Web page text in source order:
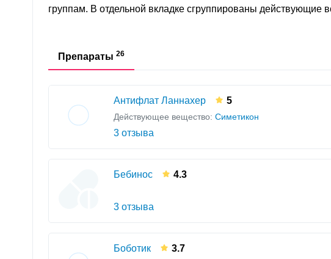
группам. В отдельной вкладке сгруппированы действующие
Препараты 26
Антифлат Ланнахер 5
Действующее вещество: Симетикон
3 отзыва
Бебинос 4.3
3 отзыва
Боботик 3.7